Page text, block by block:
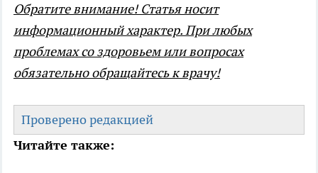
Обратите внимание! Статья носит
информационный характер. При любых
проблемах со здоровьем или вопросах
обязательно обращайтесь к врачу!
Проверено редакцией
Читайте также: